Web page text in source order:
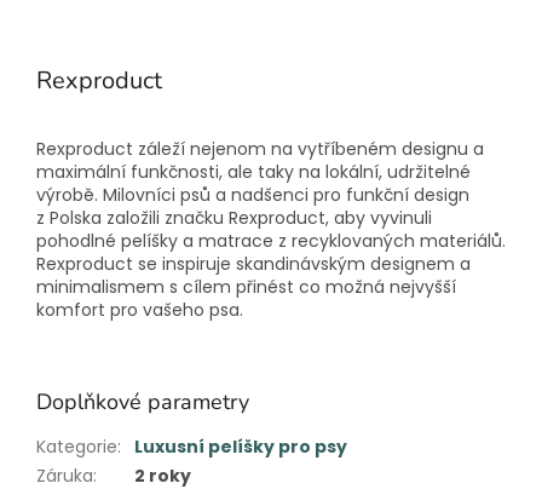
Rexproduct
Rexproduct záleží nejenom na vytříbeném designu a
maximální funkčnosti, ale taky na lokální, udržitelné
výrobě. Milovníci psů a nadšenci pro funkční design
z Polska založili značku Rexproduct, aby vyvinuli
pohodlné pelíšky a matrace z recyklovaných materiálů.
Rexproduct se inspiruje skandinávským designem a
minimalismem s cílem přinést co možná nejvyšší
komfort pro vašeho psa.
Doplňkové parametry
Kategorie:
Luxusní pelíšky pro psy
Záruka:
2 roky